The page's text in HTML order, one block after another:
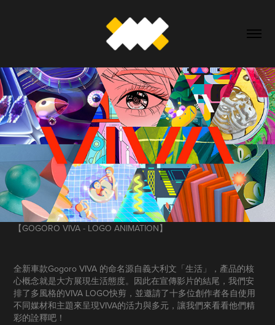
【GOGORO VIVA - LOGOANIMATION】
全新車款Gogoro VIVA 的命名源自義大利文「生活」，產品的核
心概念就是大方展現生活態度。因此在宣傳影片的結尾，我們安
排了多風格的VIVA LOGO快剪，並邀請了十多位創作者各自使用
不同媒材和主題來呈現VIVA的活力與多元，讓我們來看看他們精
彩的詮釋吧！